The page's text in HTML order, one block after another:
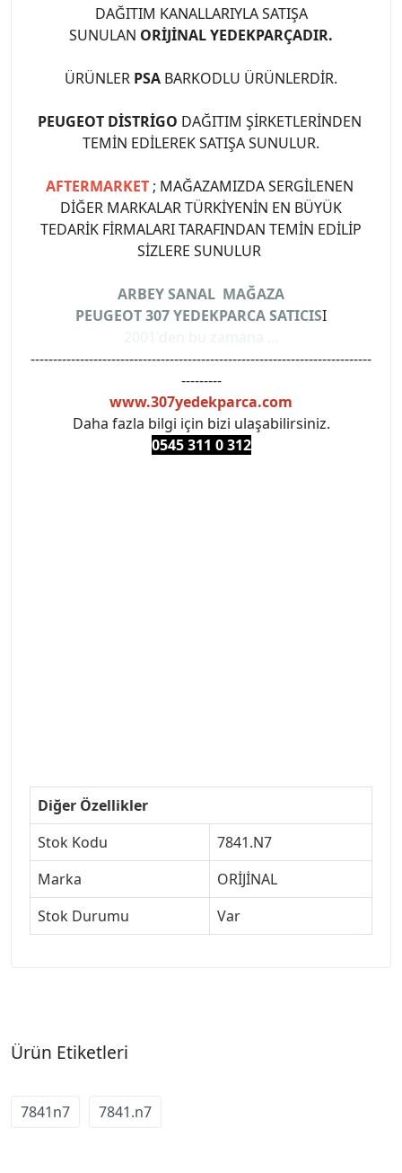
DAĞITIM KANALLARIYLA SATIŞA
SUNULAN ORİJİNAL YEDEKPARÇADIR.
ÜRÜNLER PSA BARKODLU ÜRÜNLERDİR.
PEUGEOT DİSTRİGO DAĞITIM ŞİRKETLERİNDEN
TEMİN EDİLEREK SATIŞA SUNULUR.
AFTERMARKET ; MAĞAZAMIZDA SERGİLENEN
DİĞER MARKALAR TÜRKİYENİN EN BÜYÜK
TEDARİK FİRMALARI TARAFINDAN TEMİN EDİLİP
SİZLERE SUNULUR
ARBEY SANAL MAĞAZA
PEUGEOT 307 YEDEKPARCA SATICISI
----------------------------------------------------------------------------
---------
www.307yedekparca.com
Daha fazla bilgi için bizi ulaşabilirsiniz.
0545 311 0 312
Diğer Özellikler
Stok Kodu
7841.N7
Marka
ORİJİNAL
Stok Durumu
Var
Ürün Etiketleri
7841n7 7841.n7